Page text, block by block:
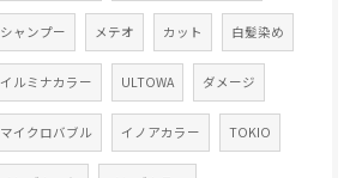
シャンプー メテオ カット 白髪染め
イルミナカラー ULTOWA ダメージ
マイクロバブル イノアカラー TOKIO